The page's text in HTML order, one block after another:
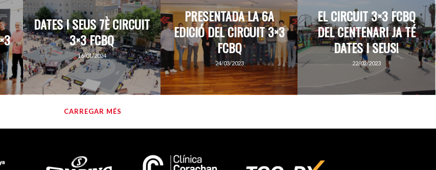
DATES I SEUS 7È CIRCUIT
3×3 FCBQ
16/01/2024
PRESENTADA LA 6A
EDICIÓ DEL CIRCUIT 3×3
FCBQ
24/03/2023
EL CIRCUIT 3×3 FCBQ
DEL CENTENARI JA TÉ
DATES I SEUS!
22/02/2023
CARREGAR MÉS